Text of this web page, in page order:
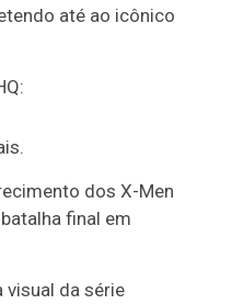
até ao icônico
dos X-Men
final em
visual da série